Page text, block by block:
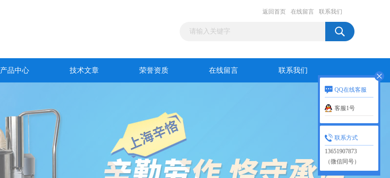
返回首页 在线留言 联系我们
产品中心 技术文章 荣誉资质 在线留言 联系我们
QQ在线客服
客服1号
联系方式
13651907873
（微信同号）